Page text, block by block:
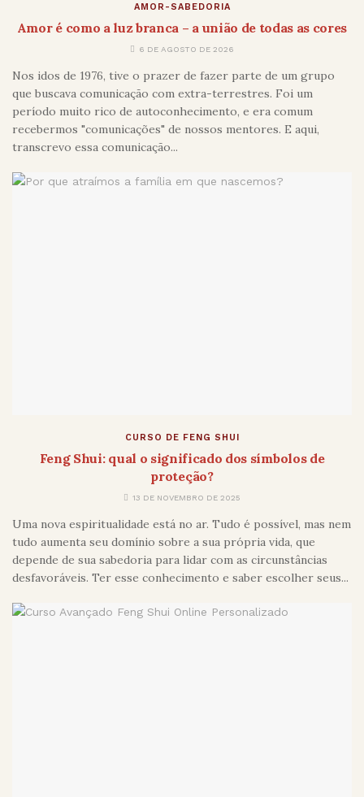
AMOR-SABEDORIA
Amor é como a luz branca – a união de todas as cores
6 DE AGOSTO DE 2026
Nos idos de 1976, tive o prazer de fazer parte de um grupo
que buscava comunicação com extra-terrestres. Foi um
período muito rico de autoconhecimento, e era comum
recebermos "comunicações" de nossos mentores. E aqui,
transcrevo essa comunicação...
CURSO DE FENG SHUI
Feng Shui: qual o significado dos símbolos de
proteção?
13 DE NOVEMBRO DE 2025
Uma nova espiritualidade está no ar. Tudo é possível, mas nem
tudo aumenta seu domínio sobre a sua própria vida, que
depende de sua sabedoria para lidar com as circunstâncias
desfavoráveis. Ter esse conhecimento e saber escolher seus...